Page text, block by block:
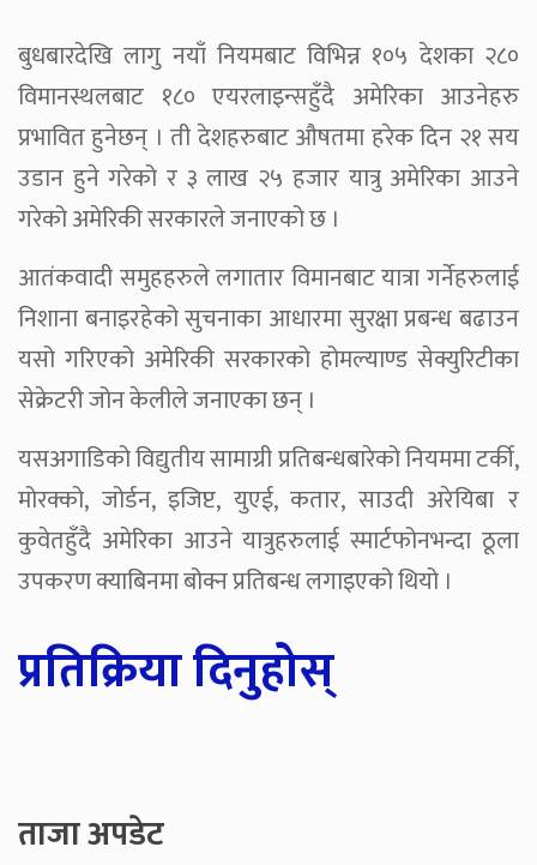
बुधबारदेखि लागु नयाँ नियमबाट विभिन्न १०५ देशका २८०
विमानस्थलबाट १८० एयरलाइन्सहुँदै अमेरिका आउनेहरु
प्रभावित हुनेछन् । ती देशहरुबाट औषतमा हरेक दिन २१ सय
उडान हुने गरेको र ३ लाख २५ हजार यात्रु अमेरिका आउने
गरेको अमेरिकी सरकारले जनाएको छ ।
आतंकवादी समुहहरुले लगातार विमानबाट यात्रा गर्नेहरुलाई
निशाना बनाइरहेको सुचनाका आधारमा सुरक्षा प्रबन्ध बढाउन
यसो गरिएको अमेरिकी सरकारको होमल्याण्ड सेक्युरिटीका
सेक्रेटरी जोन केलीले जनाएका छन् ।
यसअगाडिको विद्युतीय सामाग्री प्रतिबन्धबारेको नियममा टर्की,
मोरक्को, जोर्डन, इजिप्ट, युएई, कतार, साउदी अरेयिबा र
कुवेतहुँदै अमेरिका आउने यात्रुहरुलाई स्मार्टफोनभन्दा ठूला
उपकरण क्याबिनमा बोक्न प्रतिबन्ध लगाइएको थियो ।
प्रतिक्रिया दिनुहोस्
ताजा अपडेट